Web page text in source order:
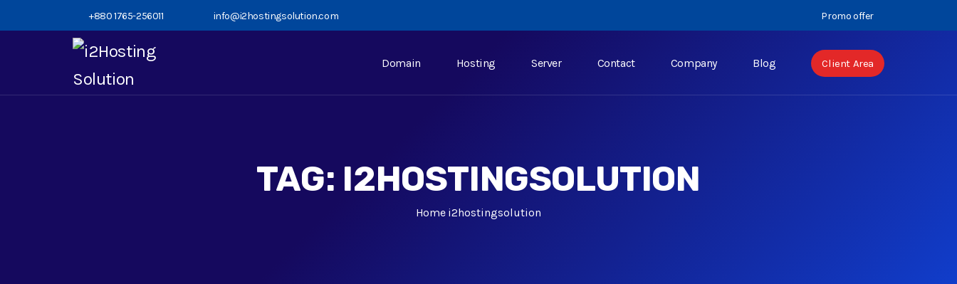
+880 1765-256011 info@i2hostingsolution.com Promo offer
Domain Hosting Server Contact Company Blog Client Area
TAG: I2HOSTINGSOLUTION
Homei2hostingsolution